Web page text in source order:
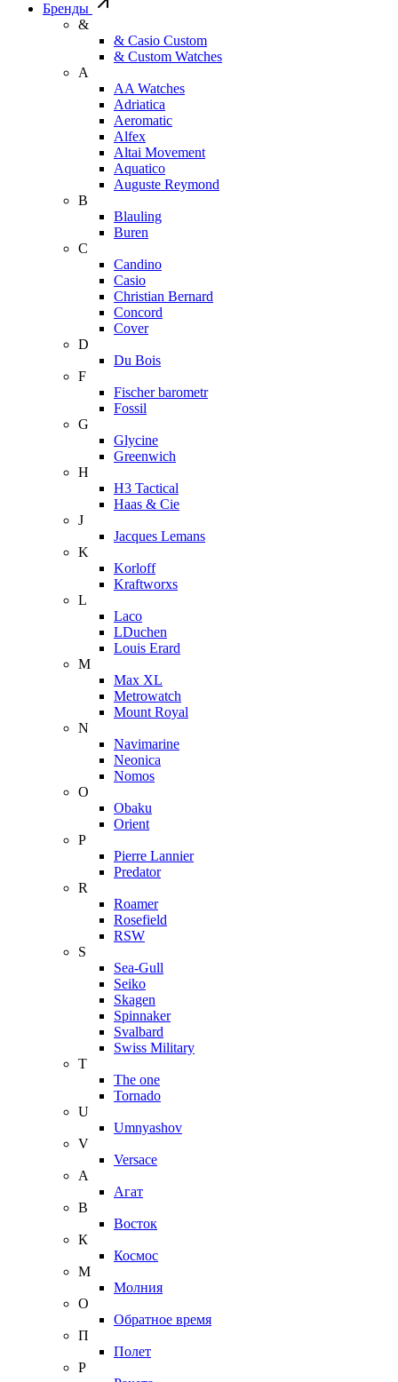
Бренды
&
& Casio Custom
& Custom Watches
A
AA Watches
Adriatica
Aeromatic
Alfex
Altai Movement
Aquatico
Auguste Reymond
B
Blauling
Buren
C
Candino
Casio
Christian Bernard
Concord
Cover
D
Du Bois
F
Fischer barometr
Fossil
G
Glycine
Greenwich
H
H3 Tactical
Haas & Cie
J
Jacques Lemans
K
Korloff
Kraftworxs
L
Laco
LDuchen
Louis Erard
M
Max XL
Metrowatch
Mount Royal
N
Navimarine
Neonica
Nomos
O
Obaku
Orient
P
Pierre Lannier
Predator
R
Roamer
Rosefield
RSW
S
Sea-Gull
Seiko
Skagen
Spinnaker
Svalbard
Swiss Military
T
The one
Tornado
U
Umnyashov
V
Versace
А
Агат
В
Восток
К
Космос
М
Молния
О
Обратное время
П
Полет
Р